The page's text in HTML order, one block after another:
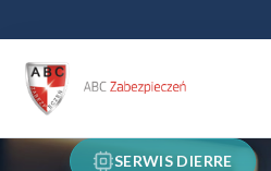
SERWIS DIERRE